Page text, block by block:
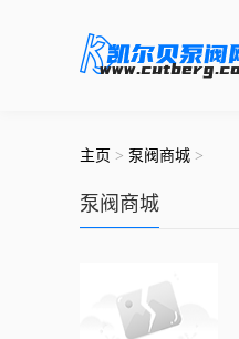
主页 > 泵阀商城 >
泵阀商城